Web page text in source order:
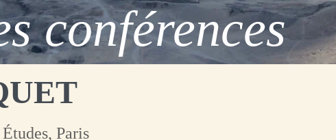
conférences
Paris